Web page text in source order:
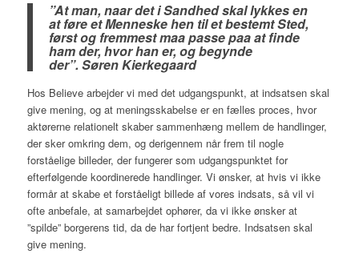
”At man, naar det i Sandhed skal lykkes en
at føre et Menneske hen til et bestemt Sted,
først og fremmest maa passe paa at finde
ham der, hvor han er, og begynde
der”. Søren Kierkegaard
Hos Believe arbejder vi med det udgangspunkt, at indsatsen skal
give mening, og at meningsskabelse er en fælles proces, hvor
aktørerne relationelt skaber sammenhæng mellem de handlinger,
der sker omkring dem, og derigennem når frem til nogle
forståelige billeder, der fungerer som udgangspunktet for
efterfølgende koordinerede handlinger. Vi ønsker, at hvis vi ikke
formår at skabe et forståeligt billede af vores indsats, så vil vi
ofte anbefale, at samarbejdet ophører, da vi ikke ønsker at
”spilde” borgerens tid, da de har fortjent bedre. Indsatsen skal
give mening.